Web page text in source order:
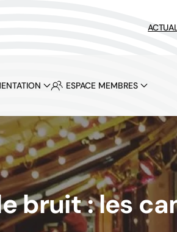
ESPACE MEMBRES
bruit : les